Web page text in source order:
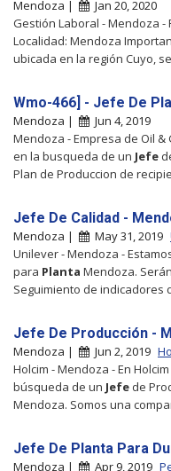
Mendoza |
Jan 20, 2020
Gestión Laboral - Mendoza -
Localidad: Mendoza
ubicada en la región Cuyo,
Wmo-466] - Jefe De
Mendoza |
Jun 4, 2019
Mendoza - Empresa de Oil
en la busqueda de un Jefe
Plan de Produccion de
Jefe De Calidad -
Mendoza | May 31, 2019
Unilever - Mendoza -
para Planta Mendoza.
Seguimiento de indicadores
Jefe De Producción -
Mendoza | Jun 2, 2019
Holcim - Mendoza - En
búsqueda de un Jefe de
Mendoza. Somos una
Jefe De Planta Para
Mendoza | Apr 9, 2019